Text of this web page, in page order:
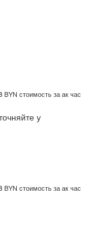
BYN стоимость за ак час
у
BYN стоимость за ак час